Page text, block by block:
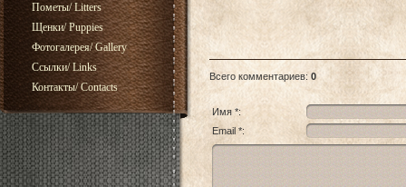
Пометы/ Litters
Щенки/ Puppies
Фотогалерея/ Gallery
Ссылки/ Links
Контакты/ Contacts
Всего комментариев: 0
Имя *:
Email *: